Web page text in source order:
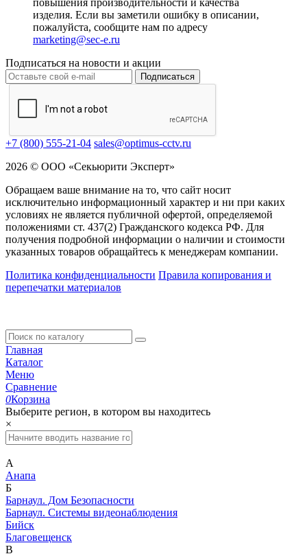
повышения производительности и качества
изделия. Если вы заметили ошибку в описании,
пожалуйста, сообщите нам по адресу
marketing@sec-e.ru
Подписаться на новости и акции
Подписаться
+7 (800) 555-21-04 sales@optimus-cctv.ru
2026 © ООО «Секьюрити Эксперт»
Обращаем ваше внимание на то, что сайт носит
исключительно информационный характер и ни при каких
условиях не является публичной офертой, определяемой
положениями ст. 437(2) Гражданского кодекса РФ. Для
получения подробной информации о наличии и стоимости
указанных товаров обращайтесь к менеджерам компании.
Политика конфиденциальности Правила копирования и
перепечатки материалов
Главная
Каталог
Меню
Сравнение
0Корзина
Выберите регион, в котором вы находитесь
×
А
Анапа
Б
Барнаул. Дом Безопасности
Барнаул. Системы видеонаблюдения
Бийск
Благовещенск
В